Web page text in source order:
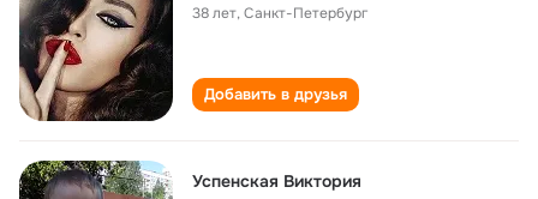
38 лет,Санкт-Петербург
Добавить в друзья
Успенская Виктория